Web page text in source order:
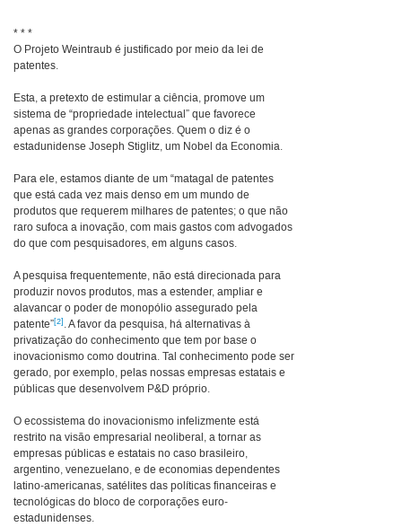
* * *
O Projeto Weintraub é justificado por meio da lei de
patentes.
Esta, a pretexto de estimular a ciência, promove um
sistema de “propriedade intelectual” que favorece
apenas as grandes corporações. Quem o diz é o
estadunidense Joseph Stiglitz, um Nobel da Economia.
Para ele, estamos diante de um “matagal de patentes
que está cada vez mais denso em um mundo de
produtos que requerem milhares de patentes; o que não
raro sufoca a inovação, com mais gastos com advogados
do que com pesquisadores, em alguns casos.
A pesquisa frequentemente, não está direcionada para
produzir novos produtos, mas a estender, ampliar e
alavancar o poder de monopólio assegurado pela
patente”[2] . A favor da pesquisa, há alternativas à
privatização do conhecimento que tem por base o
inovacionismo como doutrina. Tal conhecimento pode ser
gerado, por exemplo, pelas nossas empresas estatais e
públicas que desenvolvem P&D próprio.
O ecossistema do inovacionismo infelizmente está
restrito na visão empresarial neoliberal, a tornar as
empresas públicas e estatais no caso brasileiro,
argentino, venezuelano, e de economias dependentes
latino-americanas, satélites das políticas financeiras e
tecnológicas do bloco de corporações euro-
estadunidenses.